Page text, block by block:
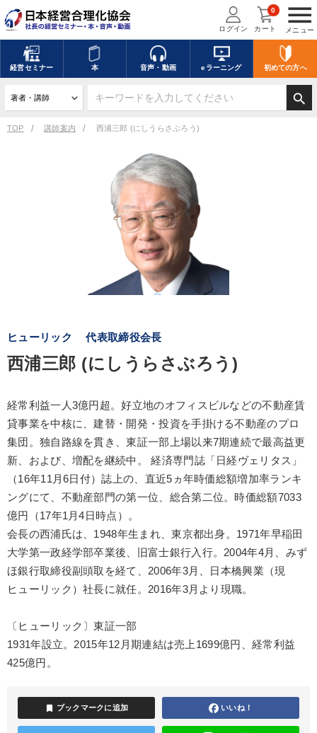
menu
メニュー
ログイン カート
0
経営セミナー 本 音声・動画 eラーニング 初めての方へ
search
TOP 講師案内 西浦三郎 (にしうらさぶろう)
ヒューリック 代表取締役会長
西浦三郎 (にしうらさぶろう)
経常利益一人3億円超。好立地のオフィスビルなどの不動産賃
貸事業を中核に、建替・開発・投資を手掛ける不動産のプロ
集団。独自路線を貫き、東証一部上場以来7期連続で最高益更
新、および、増配を継続中。 経済専門誌「日経ヴェリタス」
（16年11月6日付）誌上の、直近5ヵ年時価総額増加率ランキ
ングにて、不動産部門の第一位、総合第二位。時価総額7033
億円（17年1月4日時点）。
会長の西浦氏は、1948年生まれ、東京都出身。1971年早稲田
大学第一政経学部卒業後、旧富士銀行入行。2004年4月、みず
ほ銀行取締役副頭取を経て、2006年3月、日本橋興業（現
ヒューリック）社長に就任。2016年3月より現職。
〔ヒューリック〕東証一部
1931年設立。2015年12月期連結は売上1699億円、経常利益
425億円。
bookmark ブックマークに追加 いいね！